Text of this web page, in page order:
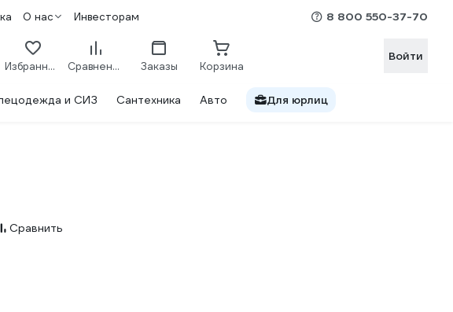
О нас Инвесторам 8 800 550-37-70
Избранное Сравнение Заказы Корзина
Войти
и СИЗ Сантехника Авто Для юрлиц
Сравнить